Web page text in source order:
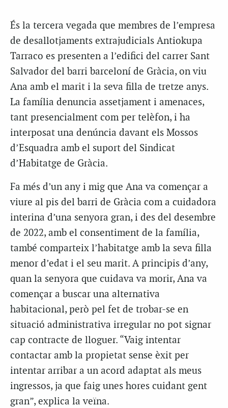
És la tercera vegada que membres de l’empresa
de desallotjaments extrajudicials Antiokupa
Tarraco es presenten a l’edifici del carrer Sant
Salvador del barri barceloní de Gràcia, on viu
Ana amb el marit i la seva filla de tretze anys.
La família denuncia assetjament i amenaces,
tant presencialment com per telèfon, i ha
interposat una denúncia davant els Mossos
d’Esquadra amb el suport del Sindicat
d’Habitatge de Gràcia.
Fa més d’un any i mig que Ana va començar a
viure al pis del barri de Gràcia com a cuidadora
interina d’una senyora gran, i des del desembre
de 2022, amb el consentiment de la família,
també comparteix l’habitatge amb la seva filla
menor d’edat i el seu marit. A principis d’any,
quan la senyora que cuidava va morir, Ana va
començar a buscar una alternativa
habitacional, però pel fet de trobar-se en
situació administrativa irregular no pot signar
cap contracte de lloguer. “Vaig intentar
contactar amb la propietat sense èxit per
intentar arribar a un acord adaptat als meus
ingressos, ja que faig unes hores cuidant gent
gran”, explica la veïna.